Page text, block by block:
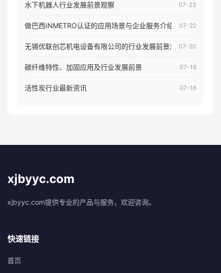
水下机器人行业发展前景观察 07-23
做巴西INMETRO认证的应用场景与企业服务介绍 07-22
无锡优联创芯机电设备有限公司的行业发展前景怎样07-20
碳纤维特性、加固应用及行业发展前景 07-18
活性炭行业最新资讯 07-16
xjbyyc.com
xjbyyc.com提供专业的产品与服务，欢迎咨询。
快速链接
首页